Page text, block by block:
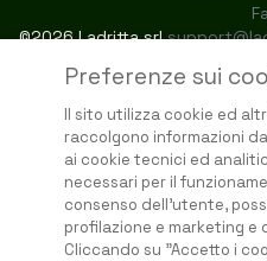
Preferenze sui
Il sito utilizza cookie ed
raccolgono informazioni
ai cookie tecnici ed
necessari per il
consenso dell'utente,
profilazione e marketing e
Cliccando su "Accetto i
©2026 Ladritta srl